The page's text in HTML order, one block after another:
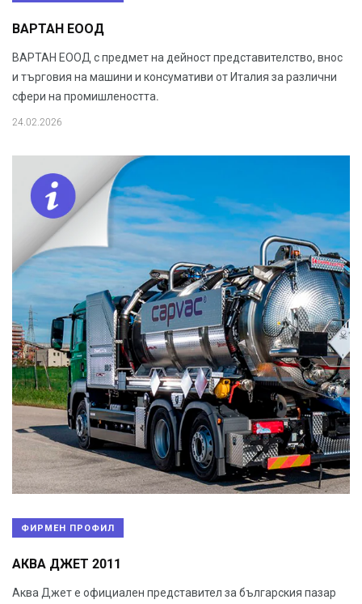
ВАРТАН ЕООД
ВАРТАН ЕООД с предмет на дейност представителство, внос
и търговия на машини и консумативи от Италия за различни
сфери на промишлеността.
24.02.2026
ФИРМЕН ПРОФИЛ
АКВА ДЖЕТ 2011
Аква Джет е официален представител за българския пазар